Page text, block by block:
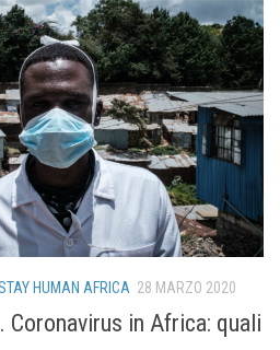
HUMAN AFRICA 28 MARZO 2020
Coronavirus in Africa: quali